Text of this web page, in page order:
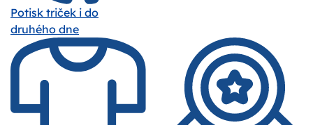
Potisk triček i do
druhého dne